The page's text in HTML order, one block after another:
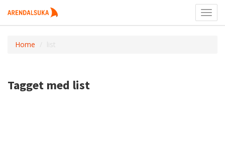
Home list
Tagget med list